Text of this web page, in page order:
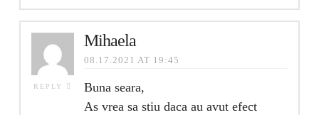
REPLY
Mihaela
08.17.2021 AT 19:45
Buna seara,
As vrea sa stiu daca au avut efect